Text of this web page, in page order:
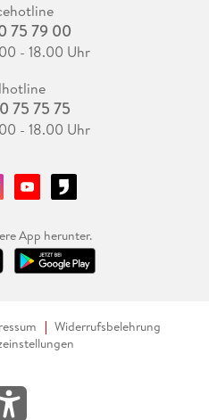
75 79 00
- 18.00 Uhr
75 75 75
- 18.00 Uhr
App herunter.
Widerrufsbelehrung